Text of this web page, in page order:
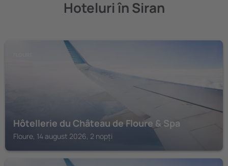
Hoteluri în Siran
Hôtellerie du Château de Floure & Spa
Floure, 14 august 2026, 2 nopți